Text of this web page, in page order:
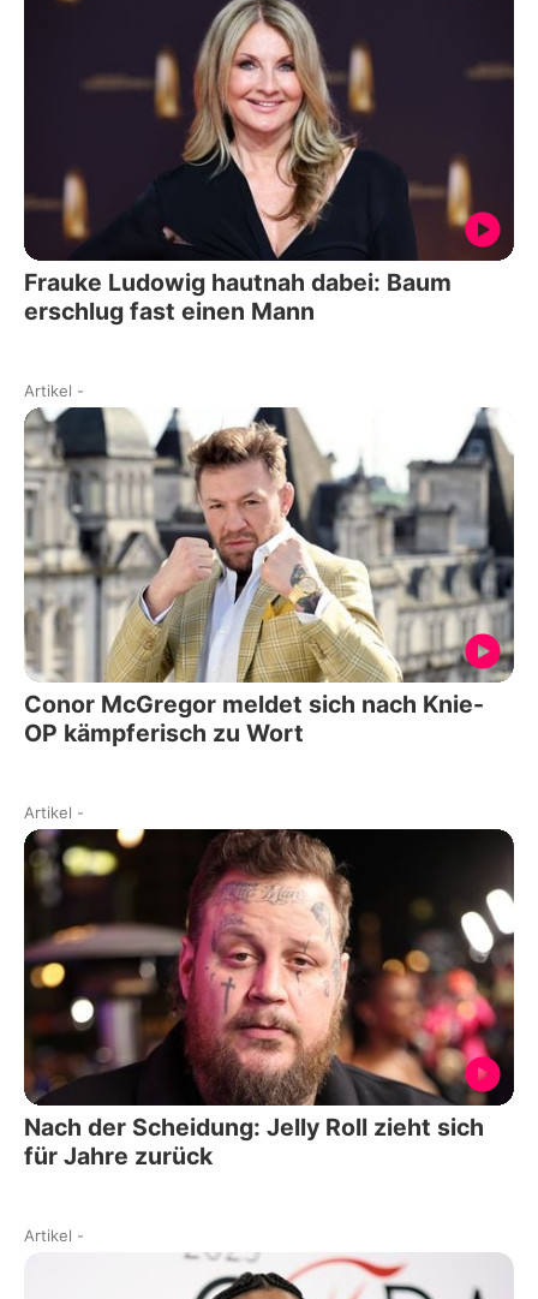
Frauke Ludowig hautnah dabei: Baum
erschlug fast einen Mann
Artikel -
Conor McGregor meldet sich nach Knie-
OP kämpferisch zu Wort
Artikel -
Nach der Scheidung: Jelly Roll zieht sich
für Jahre zurück
Artikel -